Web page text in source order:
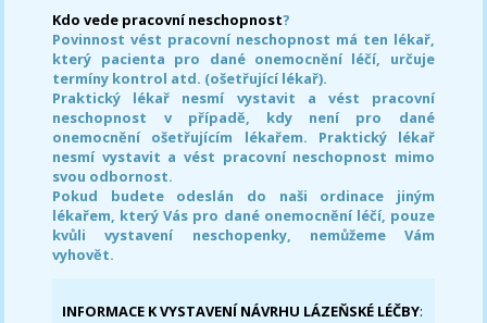
Kdo vede pracovní neschopnost?
Povinnost vést pracovní neschopnost má ten lékař,
který pacienta pro dané onemocnění léčí, určuje
termíny kontrol atd. (ošetřující lékař).
Praktický lékař nesmí vystavit a vést pracovní
neschopnost v případě, kdy není pro dané
onemocnění ošetřujícím lékařem. Praktický lékař
nesmí vystavit a vést pracovní neschopnost mimo
svou odbornost.
Pokud budete odeslán do naši ordinace jiným
lékařem, který Vás pro dané onemocnění léčí, pouze
kvůli vystavení neschopenky, nemůžeme Vám
vyhovět.
INFORMACE K VYSTAVENÍ NÁVRHU LÁZEŇSKÉ LÉČBY: